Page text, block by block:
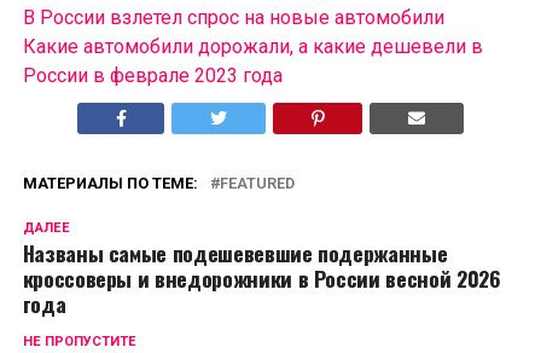
В России взлетел спрос на новые автомобили
Какие автомобили дорожали, а какие дешевели в
России в феврале 2023 года
МАТЕРИАЛЫ ПО ТЕМЕ: FEATURED
ДАЛЕЕ
Названы самые подешевевшие подержанные
кроссоверы и внедорожники в России весной 2026
года
НЕ ПРОПУСТИТЕ